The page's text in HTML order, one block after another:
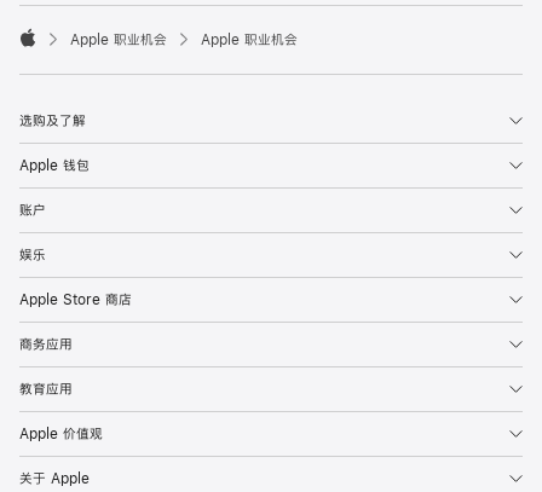

Apple 职业机会 Apple 职业机会
选购及了解
Apple 钱包
账户
娱乐
Apple Store 商店
商务应用
教育应用
Apple 价值观
关于 Apple